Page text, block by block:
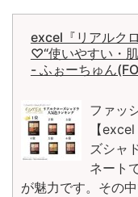
excel『リアルク
♡“使いやすい・
- ふぉーちゅん
ファッ
【
ズシャ
ネート
が魅力です。その